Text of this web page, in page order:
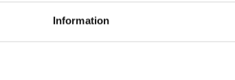
Information
som ett led i att förbättra